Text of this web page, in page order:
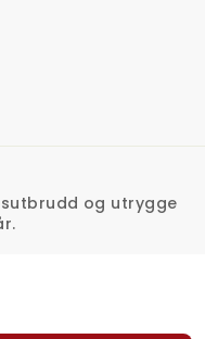
og utrygge